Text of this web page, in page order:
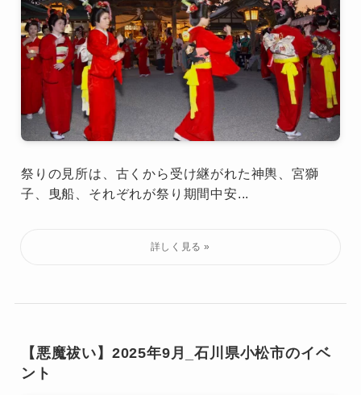
祭りの見所は、古くから受け継がれた神輿、宮獅
子、曳船、それぞれが祭り期間中安...
【悪魔祓い】2025年9月_石川県小松市のイベ
ント